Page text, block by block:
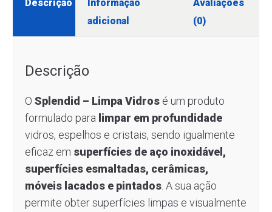
Descrição
Informação
adicional
Avaliações
(0)
Descrição
O Splendid – Limpa Vidrosé um produto
formulado para limpar em profundidade
vidros, espelhos e cristais, sendo igualmente
eficaz em superfícies de aço inoxidável,
superfícies esmaltadas, cerâmicas,
móveis lacados e pintados. A sua ação
permite obter superfícies limpas e visualmente